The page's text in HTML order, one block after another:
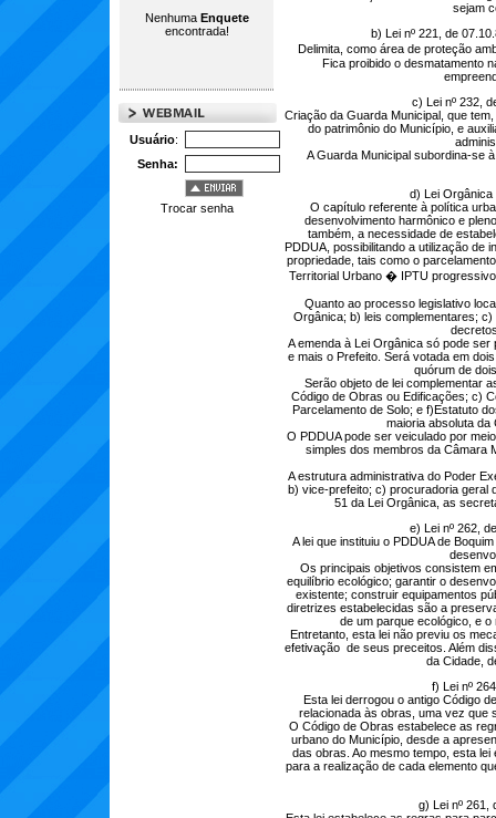
Nenhuma Enquete
encontrada!
Usuário:
Senha:
Trocar senha
sejam
b) Lei nº 221, de
Delimita, como área de proteção
Fica proibido o desmatamento
c) Lei nº 232,
Criação da Guarda Municipal, que
do patrimônio do Município, e
A Guarda Municipal subordina-se
d) Lei Orgânica
O capítulo referente à política
desenvolvimento harmônico e
também, a necessidade de
PDDUA, possibilitando a utilização de
propriedade, tais como o
Territorial Urbano � IPTU
Quanto ao processo legislativo
Orgânica; b) leis complementares;
A emenda à Lei Orgânica só pode
e mais o Prefeito. Será votada em
quórum de
Serão objeto de lei complementar
Código de Obras ou Edificações; c)
Parcelamento de Solo; e f)Estatuto
maioria absoluta da
O PDDUA pode ser veiculado por
simples dos membros da Câmara
A estrutura administrativa do Poder
b) vice-prefeito; c) procuradoria geral
51 da Lei Orgânica, as
e) Lei nº 262,
A lei que instituiu o PDDUA de
Os principais objetivos consistem
equilíbrio ecológico; garantir o
existente; construir equipamentos
diretrizes estabelecidas são a
de um parque ecológico, e
Entretanto, esta lei não previu os
efetivação de seus preceitos. Além
da Cidade,
f) Lei nº
Esta lei derrogou o antigo Código
relacionada às obras, uma vez que
O Código de Obras estabelece as
urbano do Município, desde a
das obras. Ao mesmo tempo, esta
para a realização de cada elemento
g) Lei nº 261,